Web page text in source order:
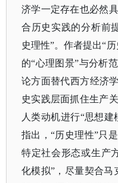
济学一定存在也必然
合历史实践的分析前
史理性”。作者提出“
的“心理图景”与分析
论方面替代西方经济
史实践层面抓住生产
人类动机进行“思想建
指出，“历史理性”只
特定社会形态或生产
化模拟”，尽量契合马